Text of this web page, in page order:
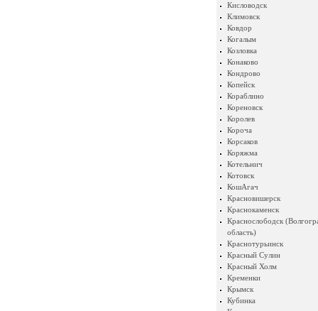
Кисловодск
Климовск
Ковдор
Когалым
Козловка
Конаково
Кондрово
Копейск
Кораблино
Кореновск
Королев
Короча
Корсаков
Коряжма
Котельнич
Котовск
КошАгач
Красновишерск
Краснокаменск
Краснослободск
область)
Краснотурьинск
Красный Сулин
Красный Холм
Кременки
Крымск
Кубинка